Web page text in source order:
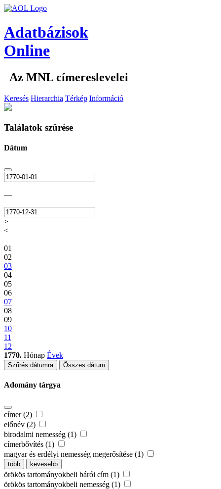
Adatbázisok
Online
Az MNL címereslevelei
Keresés Hierarchia Térkép Információ
Találatok szűrése
Dátum
—
>
<
01
02
03
04
05
06
07
08
09
10
11
12
1770. Hónap Évek
Szűrés dátumra Összes dátum
Adomány tárgya
címer (2)
előnév (2)
birodalmi nemesség (1)
címerbővítés (1)
magyar és erdélyi nemesség megerősítése (1)
több kevesebb
örökös tartományokbeli bárói cím (1)
örökös tartományokbeli nemesség (1)